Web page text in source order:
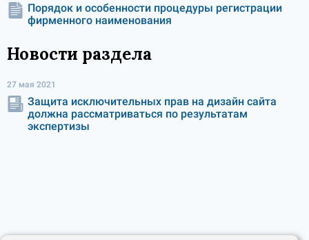
Порядок и особенности процедуры регистрации
фирменного наименования
Новости раздела
27 мая 2021
Защита исключительных прав на дизайн сайта
должна рассматриваться по результатам
экспертизы